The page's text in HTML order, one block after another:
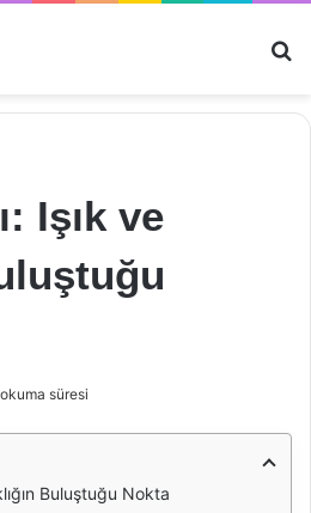
Işık ve
süresi
Buluştuğu Nokta